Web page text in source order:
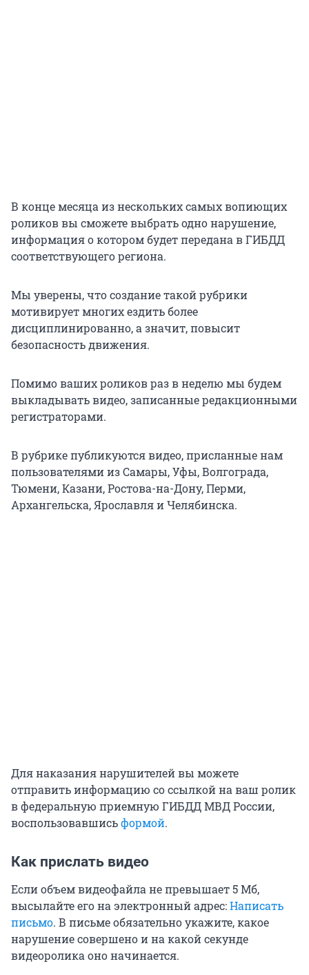
В конце месяца из нескольких самых вопиющих
роликов вы сможете выбрать одно нарушение,
информация о котором будет передана в ГИБДД
соответствующего региона.
Мы уверены, что создание такой рубрики
мотивирует многих ездить более
дисциплинированно, а значит, повысит
безопасность движения.
Помимо ваших роликов раз в неделю мы будем
выкладывать видео, записанные редакционными
регистраторами.
В рубрике публикуются видео, присланные нам
пользователями из Самары, Уфы, Волгограда,
Тюмени, Казани, Ростова-на-Дону, Перми,
Архангельска, Ярославля и Челябинска.
Для наказания нарушителей вы можете
отправить информацию со ссылкой на ваш ролик
в федеральную приемную ГИБДД МВД России,
воспользовавшисьформой.
Как прислать видео
Если объем видеофайла не превышает 5 Мб,
высылайте его на электронный адрес:Написать
письмо. В письме обязательно укажите, какое
нарушение совершено и на какой секунде
видеоролика оно начинается.